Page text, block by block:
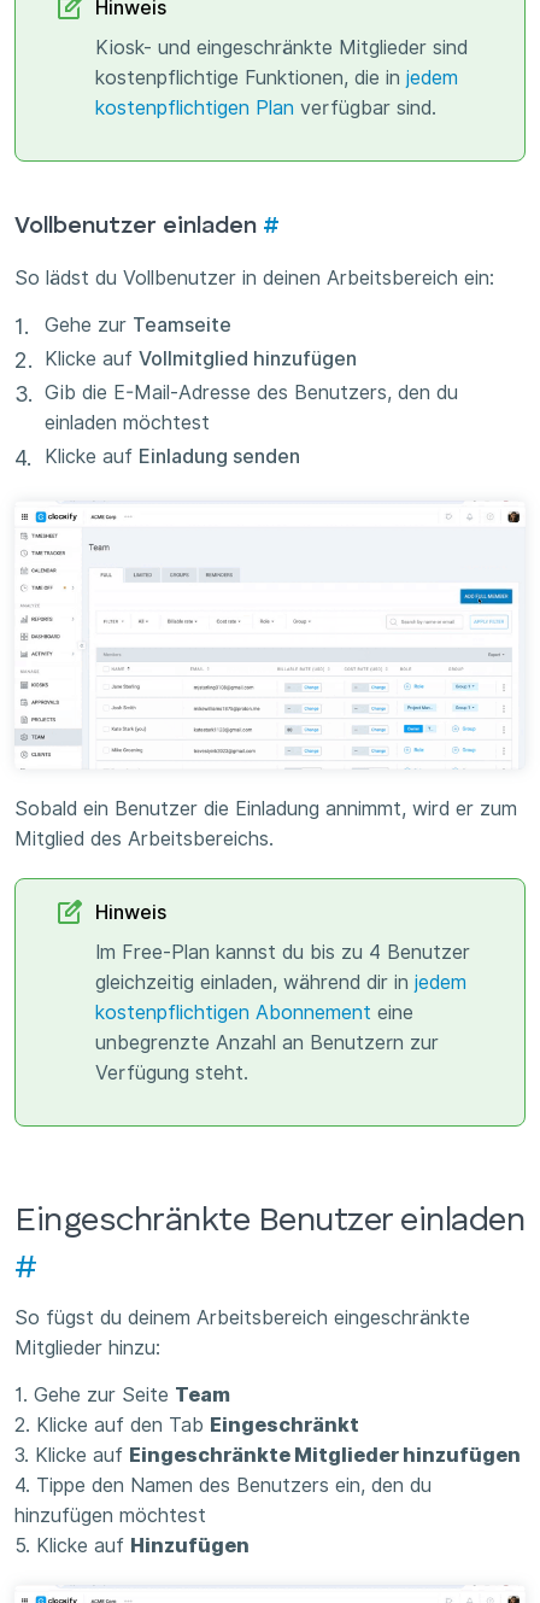
Hinweis
Kiosk- und eingeschränkte Mitglieder sind
kostenpflichtige Funktionen, die in jedem
kostenpflichtigen Plan verfügbar sind.
Vollbenutzer einladen #
So lädst du Vollbenutzer in deinen Arbeitsbereich ein:
Gehe zur Teamseite
Klicke auf Vollmitglied hinzufügen
Gib die E-Mail-Adresse des Benutzers, den du
einladen möchtest
Klicke auf Einladung senden
Sobald ein Benutzer die Einladung annimmt, wird er zum
Mitglied des Arbeitsbereichs.
Hinweis
Im Free-Plan kannst du bis zu 4 Benutzer
gleichzeitig einladen, während dir in jedem
kostenpflichtigen Abonnement eine
unbegrenzte Anzahl an Benutzern zur
Verfügung steht.
Eingeschränkte Benutzer einladen
#
So fügst du deinem Arbeitsbereich eingeschränkte
Mitglieder hinzu:
1. Gehe zur Seite Team
2. Klicke auf den Tab Eingeschränkt
3. Klicke auf Eingeschränkte Mitglieder hinzufügen
4. Tippe den Namen des Benutzers ein, den du
hinzufügen möchtest
5. Klicke auf Hinzufügen